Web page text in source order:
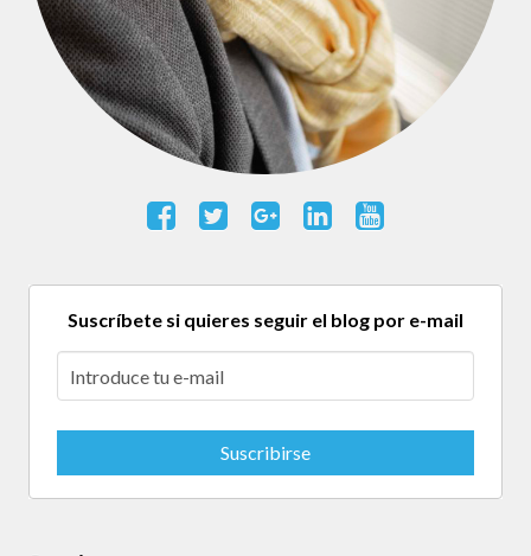
Suscríbete si quieres seguir el blog por e-mail